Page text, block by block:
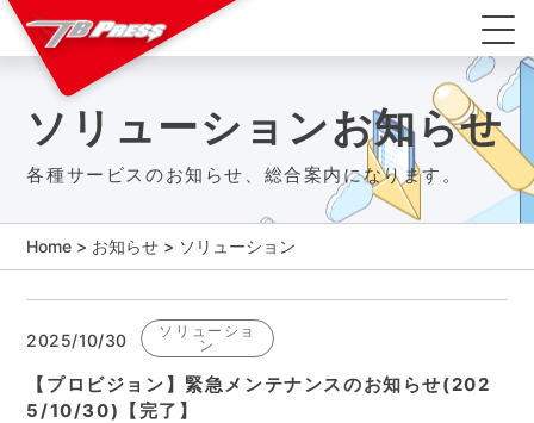
ソリューションお知らせ
各種サービスのお知らせ、総合案内になります。
Home > お知らせ > ソリューション
2025/10/30
ソリューショ
ン
【プロビジョン】緊急メンテナンスのお知らせ(202
5/10/30)【完了】